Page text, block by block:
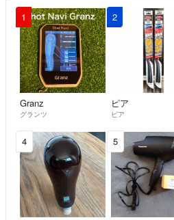
1
Granz
グランツ
2
ピア
ピア
4 5